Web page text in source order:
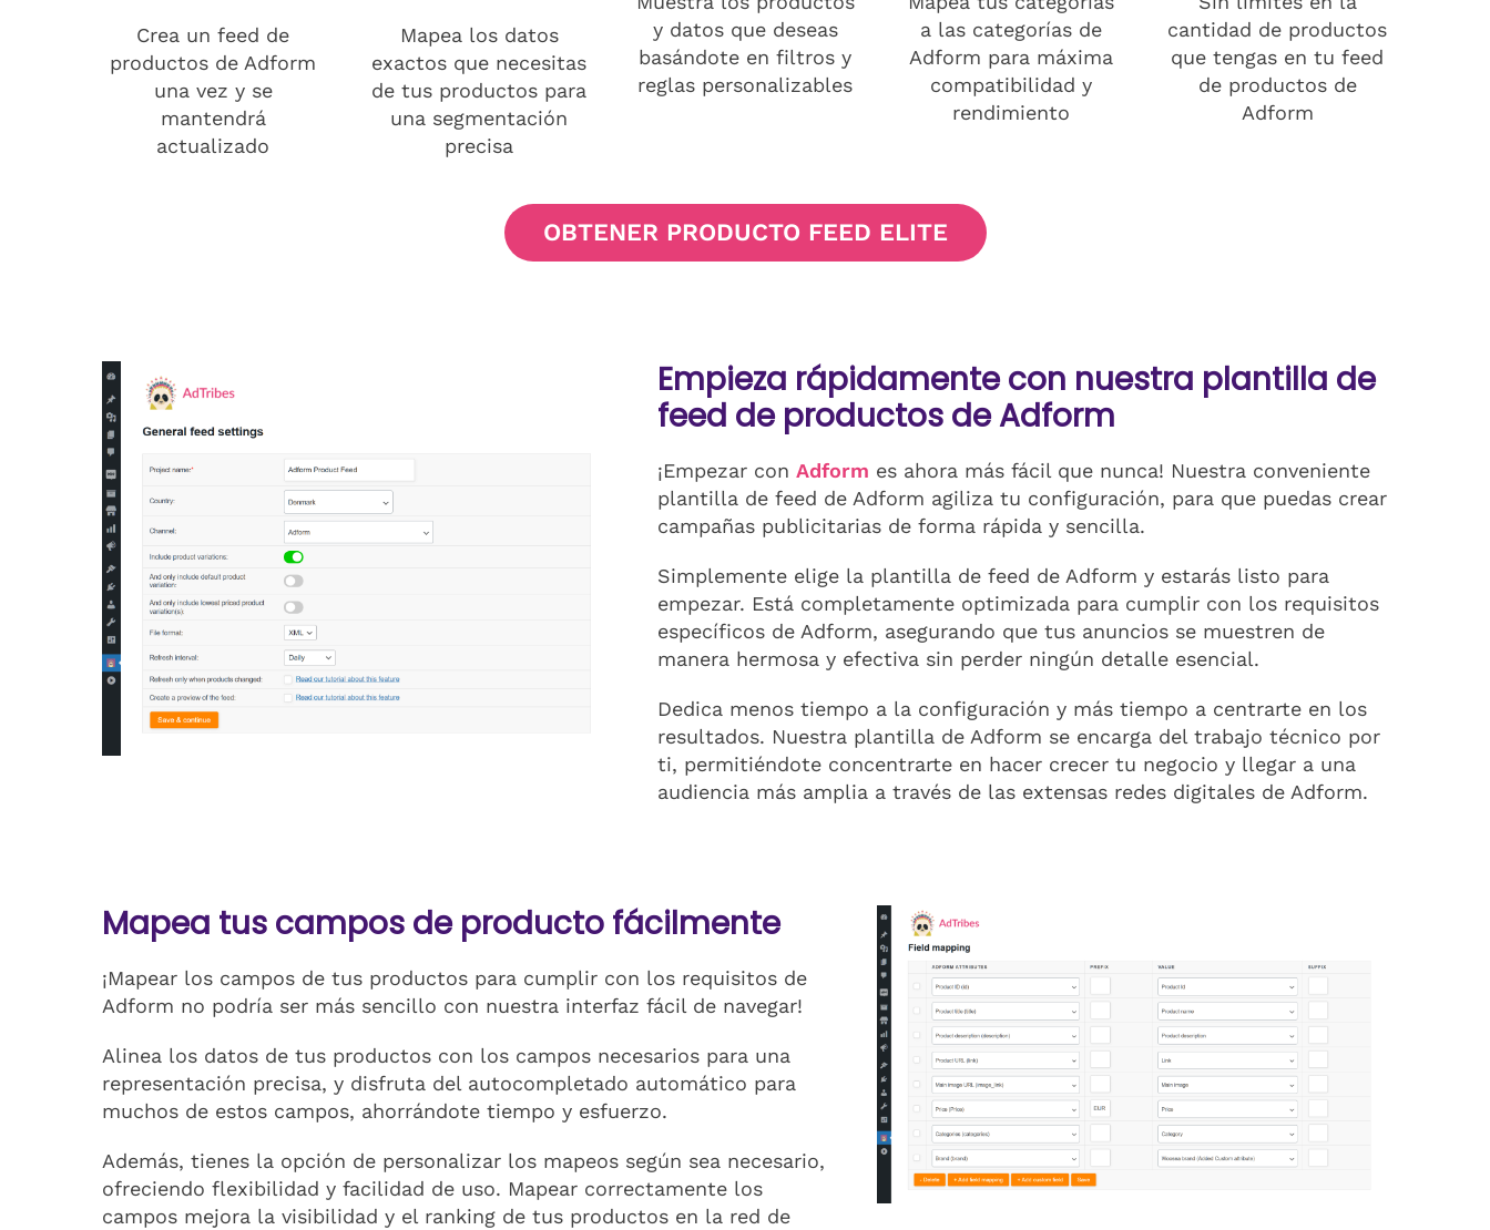
Crea un feed de
productos de Adform
una vez y se
mantendrá
actualizado
Mapea los datos
exactos que necesitas
de tus productos para
una segmentación
precisa
y datos que deseas
basándote en filtros y
reglas personalizables
a las categorías de
Adform para máxima
compatibilidad y
rendimiento
cantidad de productos
que tengas en tu feed
de productos de
Adform
OBTENER PRODUCTO FEED ELITE
Empieza rápidamente con nuestra plantilla de
feed de productos de Adform
¡Empezar con Adform es ahora más fácil que nunca! Nuestra conveniente
plantilla de feed de Adform agiliza tu configuración, para que puedas crear
campañas publicitarias de forma rápida y sencilla.
Simplemente elige la plantilla de feed de Adform y estarás listo para
empezar. Está completamente optimizada para cumplir con los requisitos
específicos de Adform, asegurando que tus anuncios se muestren de
manera hermosa y efectiva sin perder ningún detalle esencial.
Dedica menos tiempo a la configuración y más tiempo a centrarte en los
resultados. Nuestra plantilla de Adform se encarga del trabajo técnico por
ti, permitiéndote concentrarte en hacer crecer tu negocio y llegar a una
audiencia más amplia a través de las extensas redes digitales de Adform.
Mapea tus campos de producto fácilmente
¡Mapear los campos de tus productos para cumplir con los requisitos de
Adform no podría ser más sencillo con nuestra interfaz fácil de navegar!
Alinea los datos de tus productos con los campos necesarios para una
representación precisa, y disfruta del autocompletado automático para
muchos de estos campos, ahorrándote tiempo y esfuerzo.
Además, tienes la opción de personalizar los mapeos según sea necesario,
ofreciendo flexibilidad y facilidad de uso. Mapear correctamente los
campos mejora la visibilidad y el ranking de tus productos en la red de